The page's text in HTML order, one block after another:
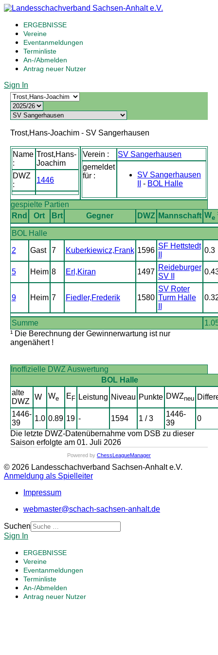
ERGEBNISSE
Vereine
Eventanmeldungen
Terminliste
An-/Abmelden
Antrag neuer Nutzer
Sign In
Trost,Hans-Joachim - SV Sangerhausen
Name
:
Trost,Hans-
Joachim
DWZ
:
1446
Verein :
SV Sangerhausen
gemeldet
für :
SV Sangerhausen
- BOL Halle
gespielte Partien
Rnd
Ort Brt Gegner DWZ Mannschaft We
BOL Halle
2 Gast 7 Kuberkiewicz,Frank 1596
SF Hettstedt
0.3
5 Heim 8 Erl,Kiran 1497
Reideburger
SV II
9 Heim 7 Fiedler,Frederik 1580
SV Roter
Turm Halle
Summe
¹ Die Berechnung der Gewinnerwartung ist nur
angenähert !
Inoffizielle DWZ Auswertung
BOL Halle
alte
DWZ
W We E F Leistung Niveau Punkte DWZneu
1446-
39
1.0 0.89 19 - 1594 1 / 3
1446-
39
0
Die letzte DWZ-Datenübernahme vom DSB zu dieser
Saison erfolgte am 01. Juli 2026
Powered by ChessLeagueManager
© 2026 Landesschachverband Sachsen-Anhalt e.V.
Anmeldung als Spielleiter
Impressum
webmaster@schach-sachsen-anhalt.de
Suchen
Sign In
ERGEBNISSE
Vereine
Eventanmeldungen
Terminliste
An-/Abmelden
Antrag neuer Nutzer